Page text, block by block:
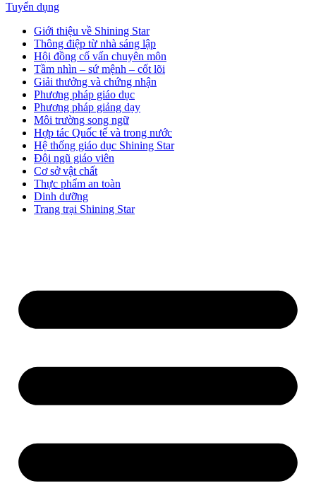
Tuyển dụng
Giới thiệu về Shining Star
Thông điệp từ nhà sáng lập
Hội đồng cố vấn chuyên môn
Tầm nhìn – sứ mệnh – cốt lõi
Giải thưởng và chứng nhận
Phương pháp giáo dục
Phương pháp giảng dạy
Môi trường song ngữ
Hợp tác Quốc tế và trong nước
Hệ thống giáo dục Shining Star
Đội ngũ giáo viên
Cơ sở vật chất
Thực phẩm an toàn
Dinh dưỡng
Trang trại Shining Star